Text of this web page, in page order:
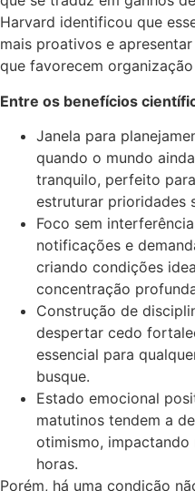
Harvard identificou que
mais proativos e
que favorecem
Entre os benefícios
Janela para
quando o mundo
tranquilo, perfeito
estruturar prioridades
Foco sem
notificações e
criando condições
concentração
Construção de
despertar cedo
essencial para
busque.
Estado emocional
matutinos tendem a
otimismo,
horas.
Porém, há uma condição